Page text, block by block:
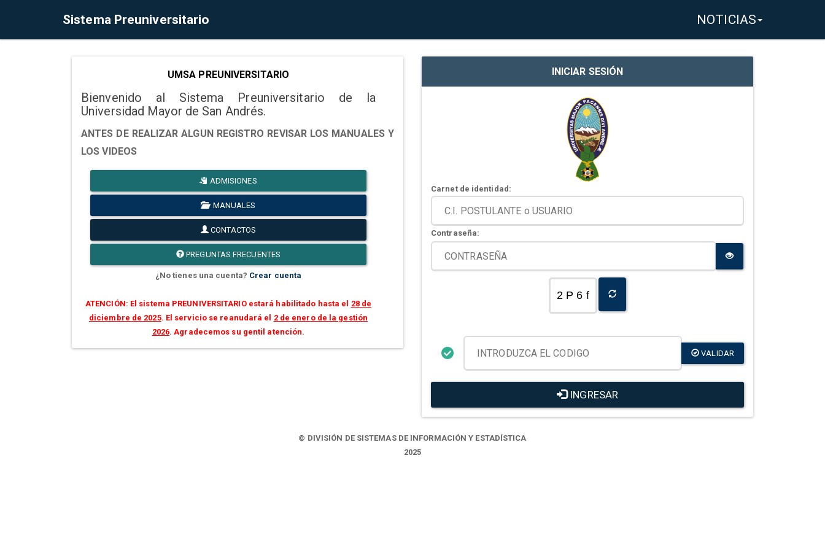
Sistema Preuniversitario NOTICIAS
UMSA PREUNIVERSITARIO
Bienvenido al Sistema Preuniversitario de la
Universidad Mayor de San Andrés.
ANTES DE REALIZAR ALGUN REGISTRO REVISAR LOS MANUALES Y
LOS VIDEOS
ADMISIONES
MANUALES
CONTACTOS
PREGUNTAS FRECUENTES
¿No tienes una cuenta? Crear cuenta
ATENCIÓN: El sistema PREUNIVERSITARIO estará habilitado hasta el 28 de
diciembre de 2025. El servicio se reanudará el 2 de enero de la gestión
2026. Agradecemos su gentil atención.
INICIAR SESIÓN
Carnet de identidad:
Contraseña:
2 P 6 f
VALIDAR
INGRESAR
© DIVISIÓN DE SISTEMAS DE INFORMACIÓN Y ESTADÍSTICA
2025